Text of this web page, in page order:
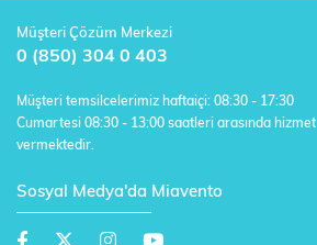
Müşteri Çözüm Merkezi
0 (850) 304 0 403
Müşteri temsilcelerimiz haftaiçi: 08:30 - 17:30
Cumartesi 08:30 - 13:00 saatleri arasında hizmet
vermektedir.
Sosyal Medya'da Miavento